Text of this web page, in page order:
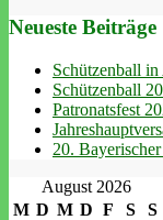
Neueste Beiträge
Schützenball in
Schützenball
Patronatsfest
20.
August 2026
M D M D F S
S